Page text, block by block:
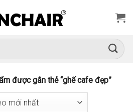
được gắn thẻ “ghế cafe đẹp”